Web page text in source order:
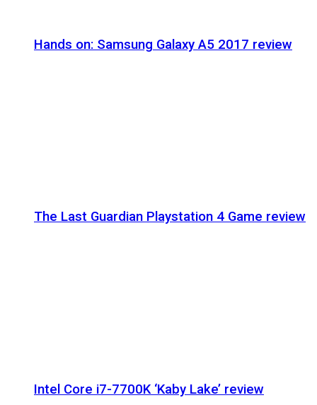
Hands on: Samsung Galaxy A5 2017 review
The Last Guardian Playstation 4 Game review
Intel Core i7-7700K ‘Kaby Lake’ review